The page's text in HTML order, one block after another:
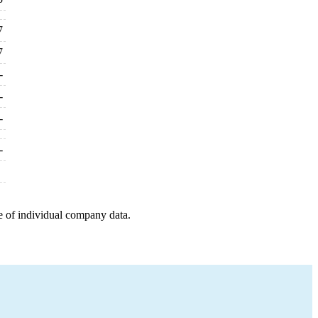
individual company data.